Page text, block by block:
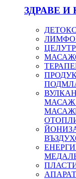
ЗДРАВЕ И
МАСАЖ